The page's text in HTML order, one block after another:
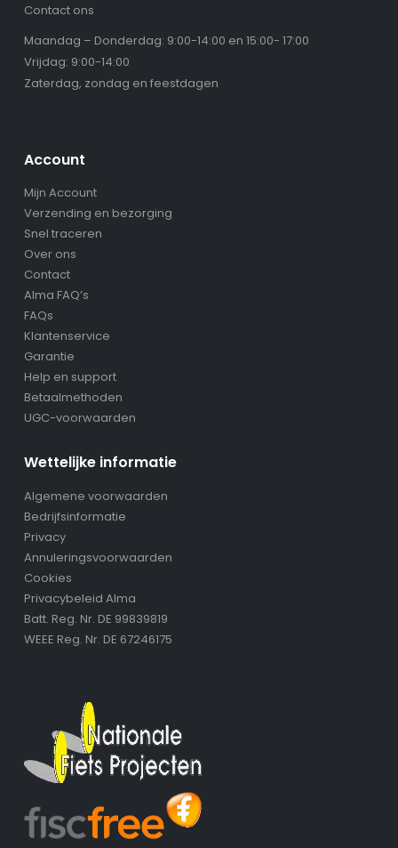
Contact ons
Maandag – Donderdag: 9:00-14:00 en 15:00- 17:00
Vrijdag: 9:00-14:00
Zaterdag, zondag en feestdagen
Account
Mijn Account
Verzending en bezorging
Snel traceren
Over ons
Contact
Alma FAQ’s
FAQs
Klantenservice
Garantie
Help en support
Betaalmethoden
UGC-voorwaarden
Wettelijke informatie
Algemene voorwaarden
Bedrijfsinformatie
Privacy
Annuleringsvoorwaarden
Cookies
Privacybeleid Alma
Batt. Reg. Nr. DE 99839819
WEEE Reg. Nr. DE 67246175